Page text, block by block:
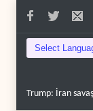
Gazze'nin